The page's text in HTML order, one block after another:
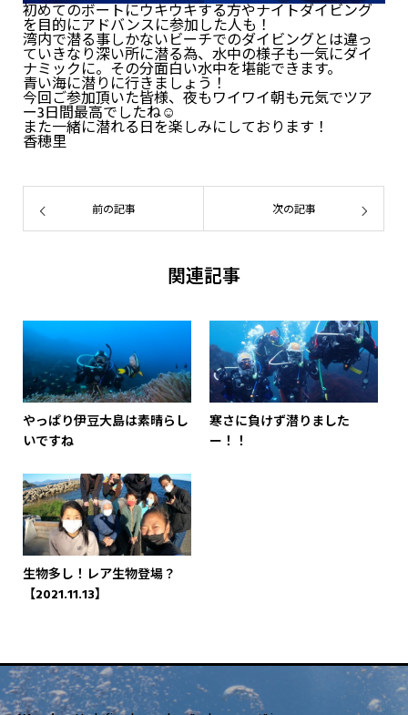
初めてのボートにウキウキする方やナイトダイビング
を目的にアドバンスに参加した人も！
湾内で潜る事しかないビーチでのダイビングとは違っ
ていきなり深い所に潜る為、水中の様子も一気にダイ
ナミックに。その分面白い水中を堪能できます。
青い海に潜りに行きましょう！
今回ご参加頂いた皆様、夜もワイワイ朝も元気でツア
ー3日間最高でしたね☺
また一緒に潜れる日を楽しみにしております！
香穂里
前の記事 次の記事
関連記事
やっぱり伊豆大島は素晴らし
いですね
寒さに負けず潜りました
ー！！
生物多し！レア生物登場？
【2021.11.13】